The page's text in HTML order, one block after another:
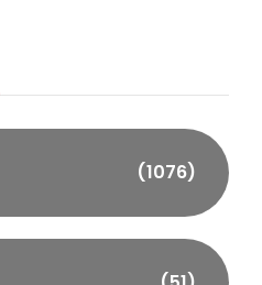
(1076)